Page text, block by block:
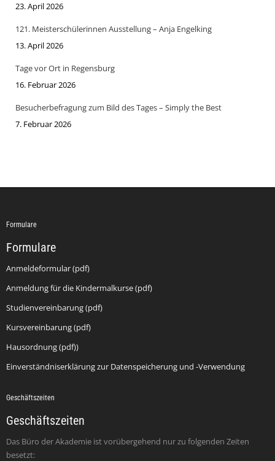
23. April 2026
121. Meisterschülerinnen Ausstellung – Anja Engelking
13. April 2026
Tage vor Ort in Regensburg
16. Februar 2026
Besucherbefragung zum Bild des Tages – Simply the Best
7. Februar 2026
Formulare
Formulare
Anmeldeformular (pdf)
Anmeldung für die Kindermalkurse (pdf)
Studienvereinbarung (pdf)
Kursvereinbarung (pdf)
Hausordnung (pdf))
Einverständniserklärung zur Datenspeicherung und -Verwendung
Geschäftszeiten
Geschäftszeiten
Das Büro der Akademie ist vorübergehend nur zu folgenden Zeiten
besetzt: